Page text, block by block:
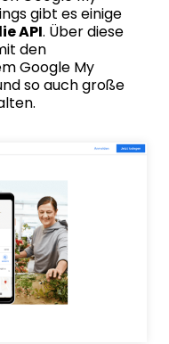
gibt es einige
API. Über diese
den
Google My
so auch große